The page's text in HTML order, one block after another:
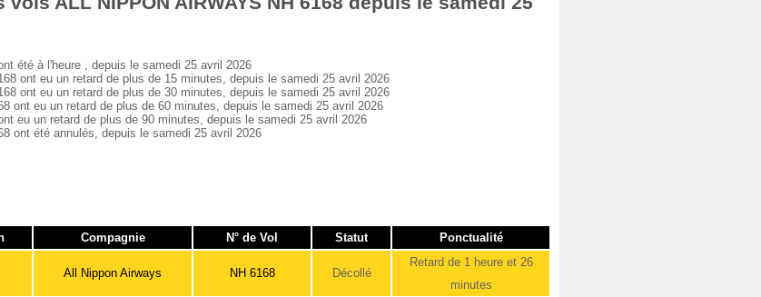
été à l'heure , depuis le samedi 25 avril 2026
ont eu un retard de plus de 15 minutes, depuis le samedi 25 avril 2026
ont eu un retard de plus de 30 minutes, depuis le samedi 25 avril 2026
ont eu un retard de plus de 60 minutes, depuis le samedi 25 avril 2026
eu un retard de plus de 90 minutes, depuis le samedi 25 avril 2026
ont été annulés, depuis le samedi 25 avril 2026
Compagnie N° de Vol Statut Ponctualité
All Nippon Airways NH 6168 Décollé
Retard de 1 heure et 26
minutes